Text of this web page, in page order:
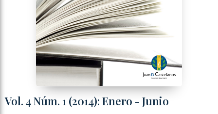
Vol. 4 Núm. 1 (2014): Enero - Junio